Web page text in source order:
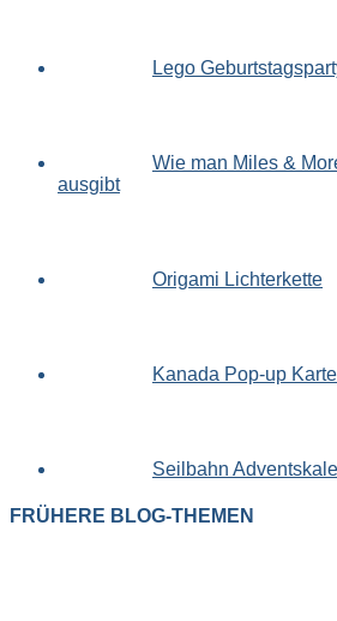
Lego
Wie man Miles &
ausgibt
Origami Lichterkette
Kanada Pop-up
Seilbahn
FRÜHERE BLOG-THEMEN